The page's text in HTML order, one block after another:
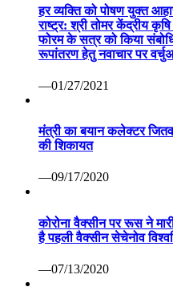
हर व्यक्ति को पोषण युक्त
राष्ट्र: श्री तोमर केंद्रीय
फोरम के सत्र को किया
रूपांतरण हेतु नवाचार पर
—01/27/2021
मंत्री का बयान कलेक्टर
की शिकायत
—09/17/2020
कोरोना वैक्सीन पर रूस ने
है पहली वैक्सीन सेचेनोव
—07/13/2020